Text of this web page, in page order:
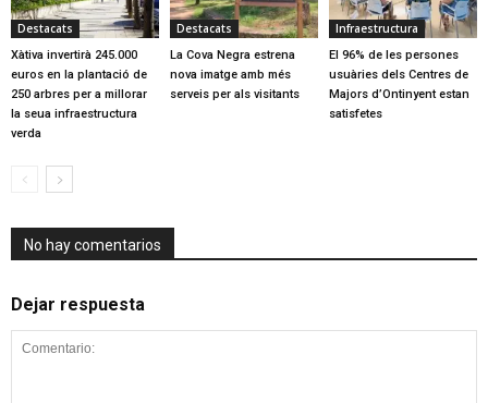
Destacats
Xàtiva invertirà 245.000
euros en la plantació de
250 arbres per a millorar
la seua infraestructura
verda
Destacats
La Cova Negra estrena
nova imatge amb més
serveis per als visitants
Infraestructura
El 96% de les persones
usuàries dels Centres de
Majors d’Ontinyent estan
satisfetes
No hay comentarios
Dejar respuesta